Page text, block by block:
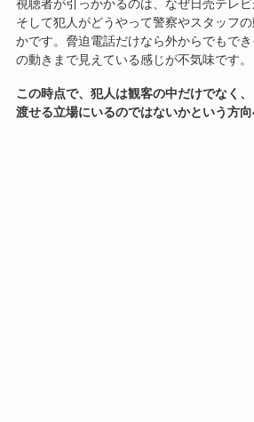
視聴者が引っかかるのは、なぜ日売テレビ
そして犯人がどうやって警察やスタッフ
かです。脅迫電話だけなら外からでもで
の動きまで見えている感じが不気味です。
この時点で、犯人は観客の中だけでなく
渡せる立場にいるのではないかという方向